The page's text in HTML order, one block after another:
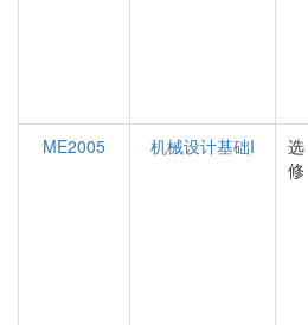
ME2005
机械设计基础I
选
修